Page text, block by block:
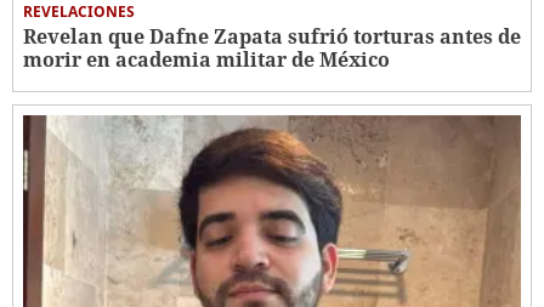
REVELACIONES
Revelan que Dafne Zapata sufrió torturas antes de
morir en academia militar de México